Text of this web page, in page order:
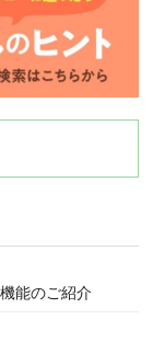
能のご紹介